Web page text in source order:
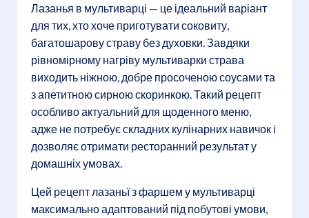
Лазанья в мультиварці — це ідеальний варіант
для тих, хто хоче приготувати соковиту,
багатошарову страву без духовки. Завдяки
рівномірному нагріву мультиварки страва
виходить ніжною, добре просоченою соусами та
з апетитною сирною скоринкою. Такий рецепт
особливо актуальний для щоденного меню,
адже не потребує складних кулінарних навичок і
дозволяє отримати ресторанний результат у
домашніх умовах.
Цей рецепт лазаньї з фаршем у мультиварці
максимально адаптований під побутові умови,